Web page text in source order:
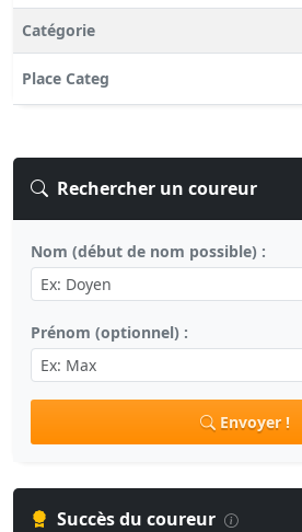
Catégorie
Place Categ
Rechercher un coureur
Nom (début de nom possible) :
Prénom (optionnel) :
Envoyer !
Succès du coureur